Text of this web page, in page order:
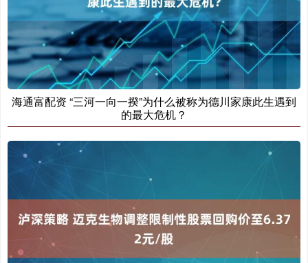
海通富配资 “三河一向一揆”为什么被称为德川家康此生遇到
的最大危机？